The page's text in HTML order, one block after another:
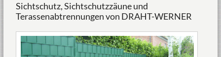
Sichtschutz, Sichtschutzzäune und
Terassenabtrennungen von DRAHT-WERNER